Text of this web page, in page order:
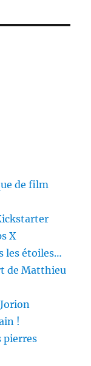
de film
X
les étoiles…
de Matthieu
!
pierres